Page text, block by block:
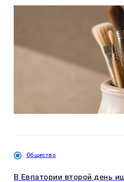
Общество
В Евпатории второй день